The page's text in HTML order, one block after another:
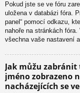
Pokud jste se ve fóru
uložena v databázi fóra.
panel“ pomocí odkazu,
nahoře na stránkách fóra.
všechna vaše nastavení
Jak můžu
jméno zobrazeno
nacházejících se